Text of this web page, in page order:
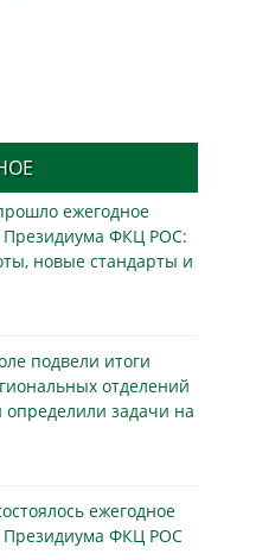
ежегодное
Президиума ФКЦ РОС:
новые стандарты и
подвели итоги
отделений
задачи на
ежегодное
Президиума ФКЦ РОС